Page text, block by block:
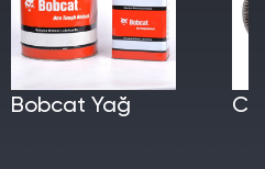
Bobcat Yağ